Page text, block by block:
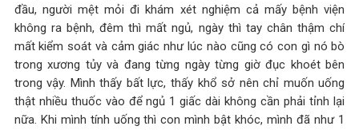
đầu, người mệt mỏi đi khám xét nghiệm cả mấy bệnh viện
không ra bệnh, đêm thì mất ngủ, ngày thì tay chân thậm chí
mất kiểm soát và cảm giác như lúc nào cũng có con gì nó bò
trong xương tủy và đang từng ngày từng giờ đục khoét bên
trong vậy. Mình thấy bất lực, thấy khổ sở nên chỉ muốn uống
thật nhiều thuốc vào để ngủ 1 giấc dài không cần phải tỉnh lại
nữa. Khi mình tính uống thì con mình bật khóc, mình đã như 1